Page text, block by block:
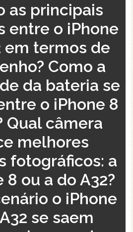
as principais
entre o iPhone
em termos de
Como a
da bateria se
o iPhone 8
Qual câmera
melhores
fotográficos: a
8 ou a do A32?
o iPhone
se saem